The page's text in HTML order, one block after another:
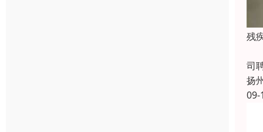
残
司
扬
09-